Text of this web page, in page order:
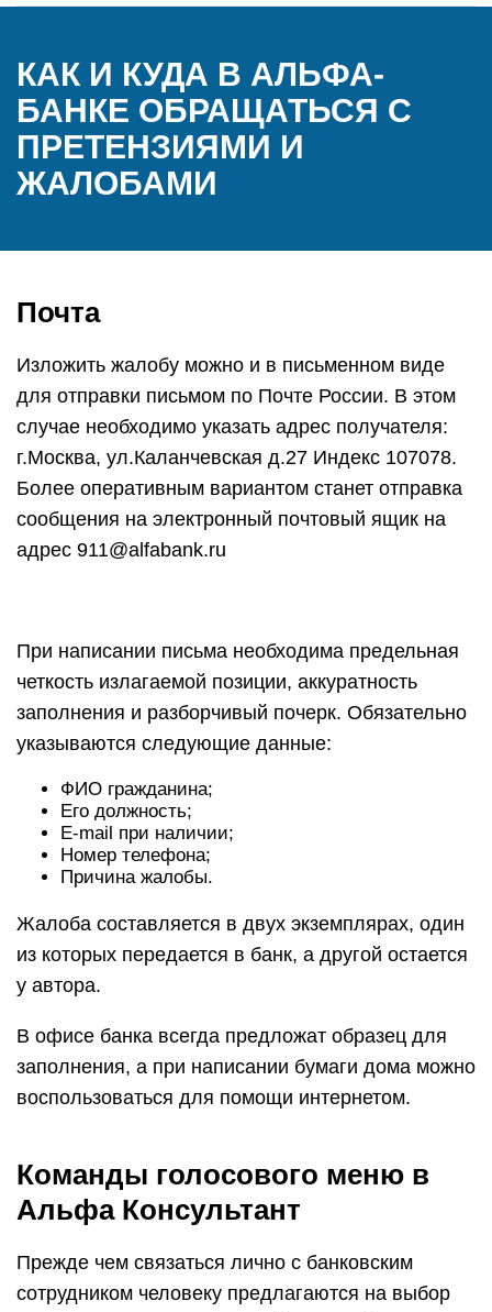
КАК И КУДА В АЛЬФА-
БАНКЕ ОБРАЩАТЬСЯ С
ПРЕТЕНЗИЯМИ И
ЖАЛОБАМИ
Почта
Изложить жалобу можно и в письменном виде
для отправки письмом по Почте России. В этом
случае необходимо указать адрес получателя:
г.Москва, ул.Каланчевская д.27 Индекс 107078.
Более оперативным вариантом станет отправка
сообщения на электронный почтовый ящик на
адрес 911@alfabank.ru
При написании письма необходима предельная
четкость излагаемой позиции, аккуратность
заполнения и разборчивый почерк. Обязательно
указываются следующие данные:
ФИО гражданина;
Его должность;
E-mail при наличии;
Номер телефона;
Причина жалобы.
Жалоба составляется в двух экземплярах, один
из которых передается в банк, а другой остается
у автора.
В офисе банка всегда предложат образец для
заполнения, а при написании бумаги дома можно
воспользоваться для помощи интернетом.
Команды голосового меню в
Альфа Консультант
Прежде чем связаться лично с банковским
сотрудником человеку предлагаются на выбор